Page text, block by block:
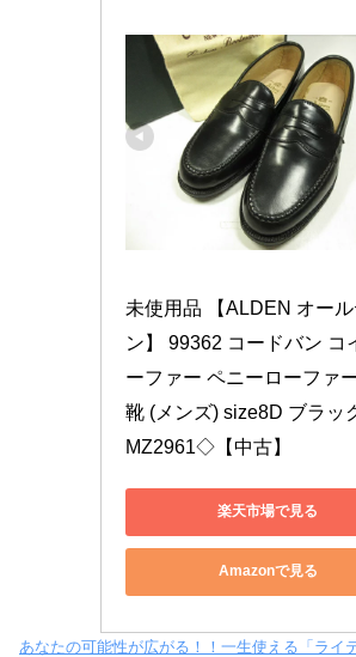
未使用品 【ALDEN オー
ン】 99362 コードバン コ
ーファー ペニーローファ
靴 (メンズ) size8D ブラ
MZ2961◇【中古】
楽天市場で見る
Amazonで見る
あなたの可能性が広がる！！一生使える「ライ